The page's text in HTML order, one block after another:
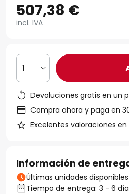
507,38 €
incl. IVA
1
Devoluciones gratis en un
Compra ahora y paga en
Excelentes valoraciones
Información de
Últimas unidades disponibles
Tiempo de entrega: 3 - 6